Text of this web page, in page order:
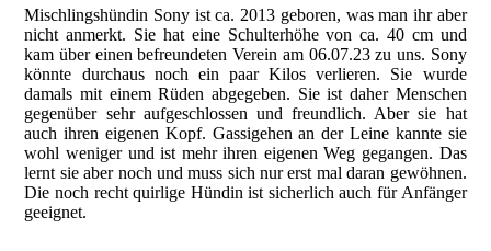
Mischlingshündin Sony ist ca. 2013 geboren, was man ihr aber
nicht anmerkt. Sie hat eine Schulterhöhe von ca. 40 cm und
kam über einen befreundeten Verein am 06.07.23 zu uns. Sony
könnte durchaus noch ein paar Kilos verlieren. Sie wurde
damals mit einem Rüden abgegeben. Sie ist daher Menschen
gegenüber sehr aufgeschlossen und freundlich. Aber sie hat
auch ihren eigenen Kopf. Gassigehen an der Leine kannte sie
wohl weniger und ist mehr ihren eigenen Weg gegangen. Das
lernt sie aber noch und muss sich nur erst mal daran gewöhnen.
Die noch recht quirlige Hündin ist sicherlich auch für Anfänger
geeignet.